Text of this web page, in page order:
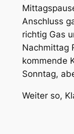
Anschluss
richtig Gas
Nachmittag
kommende
Sonntag,
Weiter so,